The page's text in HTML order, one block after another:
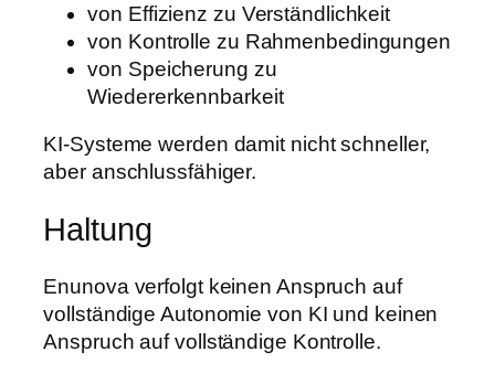
von Effizienz zu Verständlichkeit
von Kontrolle zu Rahmenbedingungen
von Speicherung zu
Wiedererkennbarkeit
KI-Systeme werden damit nicht schneller,
aber anschlussfähiger.
Haltung
Enunova verfolgt keinen Anspruch auf
vollständige Autonomie von KI und keinen
Anspruch auf vollständige Kontrolle.